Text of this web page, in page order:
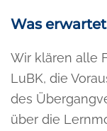
Was
Wir klären alle
LuBK, die
des
über die